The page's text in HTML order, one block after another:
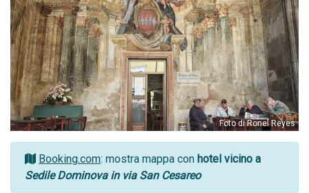
Foto di Ronel Reyes
Booking.com: mostra mappa con hotel vicino a
Sedile Dominova in via San Cesareo